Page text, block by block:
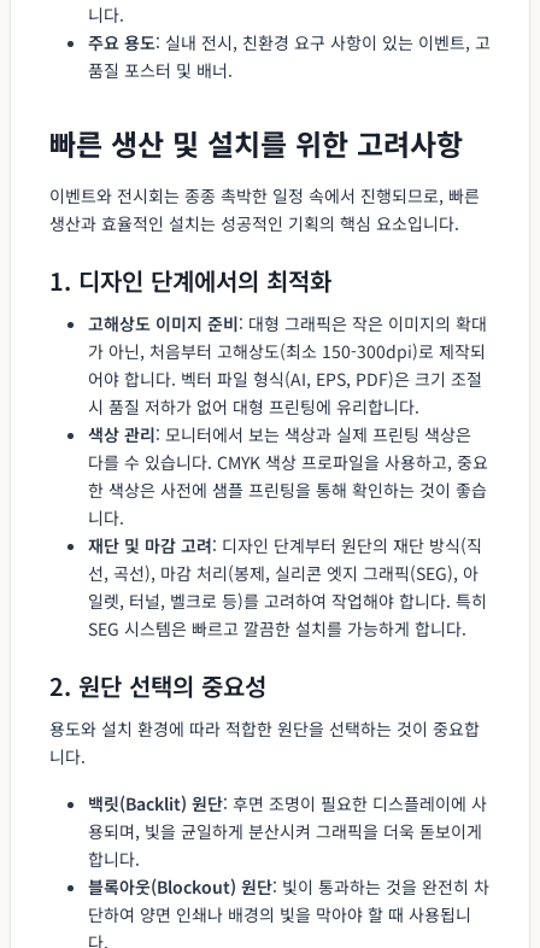
니다.
주요 용도: 실내 전시, 친환경 요구 사항이 있는 이벤트, 고
품질 포스터 및 배너.
빠른 생산 및 설치를 위한 고려사항
이벤트와 전시회는 종종 촉박한 일정 속에서 진행되므로, 빠른
생산과 효율적인 설치는 성공적인 기획의 핵심 요소입니다.
1. 디자인 단계에서의 최적화
고해상도 이미지 준비: 대형 그래픽은 작은 이미지의 확대
가 아닌, 처음부터 고해상도(최소 150-300dpi)로 제작되
어야 합니다. 벡터 파일 형식(AI, EPS, PDF)은 크기 조절
시 품질 저하가 없어 대형 프린팅에 유리합니다.
색상 관리: 모니터에서 보는 색상과 실제 프린팅 색상은
다를 수 있습니다. CMYK 색상 프로파일을 사용하고, 중요
한 색상은 사전에 샘플 프린팅을 통해 확인하는 것이 좋습
니다.
재단 및 마감 고려: 디자인 단계부터 원단의 재단 방식(직
선, 곡선), 마감 처리(봉제, 실리콘 엣지 그래픽(SEG), 아
일렛, 터널, 벨크로 등)를 고려하여 작업해야 합니다. 특히
SEG 시스템은 빠르고 깔끔한 설치를 가능하게 합니다.
2. 원단 선택의 중요성
용도와 설치 환경에 따라 적합한 원단을 선택하는 것이 중요합
니다.
백릿(Backlit) 원단: 후면 조명이 필요한 디스플레이에 사
용되며, 빛을 균일하게 분산시켜 그래픽을 더욱 돋보이게
합니다.
블록아웃(Blockout) 원단: 빛이 통과하는 것을 완전히 차
단하여 양면 인쇄나 배경의 빛을 막아야 할 때 사용됩니
다.